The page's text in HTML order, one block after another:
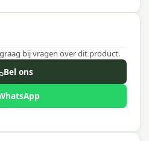
bij vragen over dit product.
Bel ons